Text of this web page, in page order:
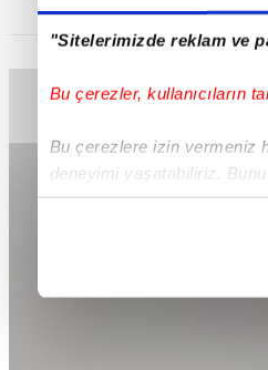
"Sitelerimizde reklam ve
Bu çerezler, kullanıcıların
Bu çerezlere izin vermeniz
deneyimi yaşatabiliriz.
içerikleri sunabilmek adına
Sizlere daha iyi bir hizmet
çerezler vasıtasıyla